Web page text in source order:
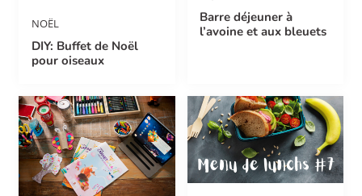
NOËL
DIY: Buffet de Noël
pour oiseaux
Barre déjeuner à
l’avoine et aux bleuets